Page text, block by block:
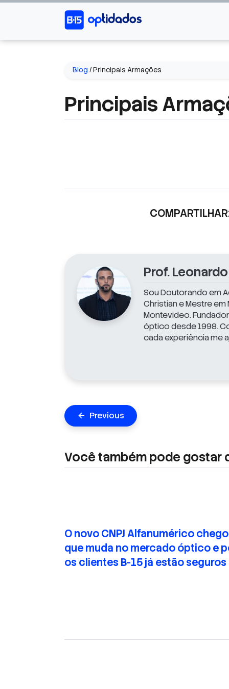
Blog /Principais Armações
Principais
Prof.
Sou Doutorando em
Christian e Mestre em
Montevideo.
óptico desde 1998.
cada experiência me
Navegação
de
Post
arrow_back Previous
Você também pode gostar
O novo CNPJ Alfanumérico
que muda no mercado óptico e
os clientes B-15 já estão seguros